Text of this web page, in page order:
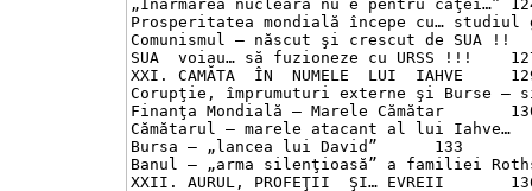
„Înarmarea nucleară nu e pentru căţei…”	124
Prosperitatea mondială începe cu… studiul
Comunismul – născut şi crescut de SUA !!	126
SUA  voiau… să fuzioneze cu URSS !!!	127
XXI. CAMĂTA  ÎN  NUMELE  LUI  IAHVE	129
Corupţie, împrumuturi externe şi Burse –
Finanţa Mondială – Marele Cămătar	130
Cămătarul – marele atacant al lui Iahve…	131
Bursa – „lancea lui David”	133
Banul – „arma silenţioasă” a familiei
XXII. AURUL, PROFEŢII  ŞI… EVREII	136